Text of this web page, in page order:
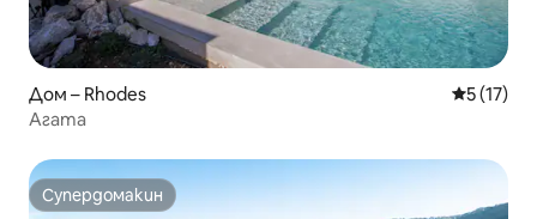
Дом – Rhodes Средна
5 (17)
Агата
Супердомакин
Супердомакин